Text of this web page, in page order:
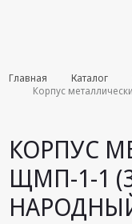
Комплекты
августа
оборудование
Android TV
приставки
Блоки питания,
Главная Каталог
Корпус
КОРПУС
ЩМП-1-1